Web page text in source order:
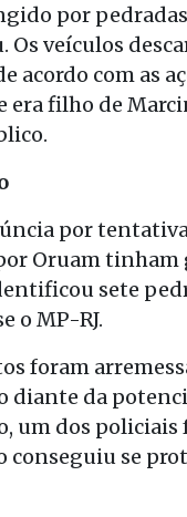
por
Os veículos
com as
era filho de
por
Oruam
sete
o MP-RJ.
foram
da
um dos
se